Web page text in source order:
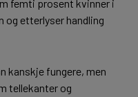
femti prosent kvinner i
og etterlyser handling
kanskje fungere, men
tellekanter og